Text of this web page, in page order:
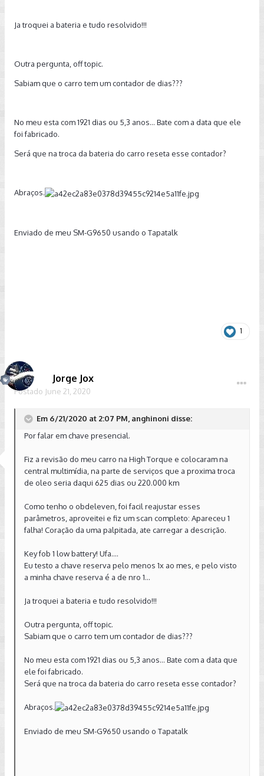
Ja troquei a bateria e tudo resolvido!!!
Outra pergunta, off topic.
Sabiam que o carro tem um contador de dias???
No meu esta com 1921 dias ou 5,3 anos... Bate com a data que ele
foi fabricado.
Será que na troca da bateria do carro reseta esse contador?
Abraços.
Enviado de meu SM-G9650 usando o Tapatalk
1
Jorge Jox
Postado June 21, 2020
Em 6/21/2020 at 2:07 PM, anghinoni disse:
Por falar em chave presencial.
Fiz a revisão do meu carro na High Torque e colocaram na
central multimídia, na parte de serviços que a proxima troca
de oleo seria daqui 625 dias ou 220.000 km
Como tenho o obdeleven, foi facil reajustar esses
parâmetros, aproveitei e fiz um scan completo: Apareceu 1
falha! Coração da uma palpitada, ate carregar a descrição.
Key fob 1 low battery! Ufa....
Eu testo a chave reserva pelo menos 1x ao mes, e pelo visto
a minha chave reserva é a de nro 1...
Ja troquei a bateria e tudo resolvido!!!
Outra pergunta, off topic.
Sabiam que o carro tem um contador de dias???
No meu esta com 1921 dias ou 5,3 anos... Bate com a data que
ele foi fabricado.
Será que na troca da bateria do carro reseta esse contador?
Abraços.
Enviado de meu SM-G9650 usando o Tapatalk